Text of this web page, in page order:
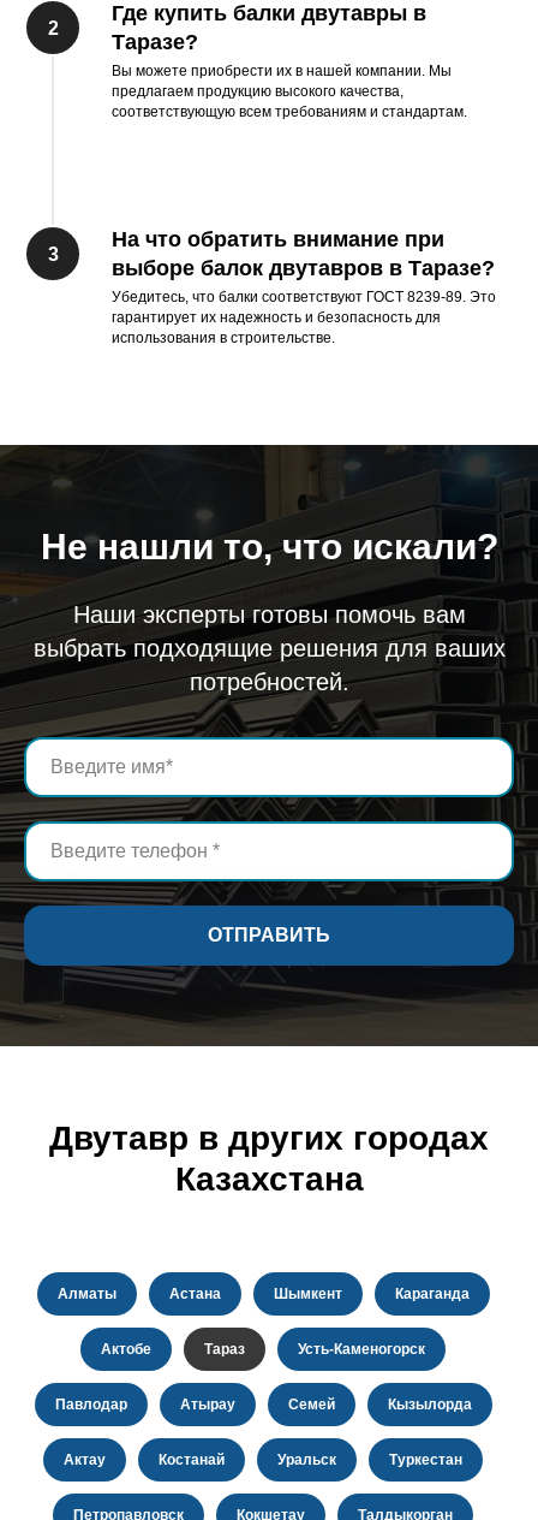
Где купить балки двутавры в
Таразе?
Вы можете приобрести их в нашей компании. Мы
предлагаем продукцию высокого качества,
соответствующую всем требованиям и стандартам.
На что обратить внимание при
выборе балок двутавров в Таразе?
Убедитесь, что балки соответствуют ГОСТ 8239-89. Это
гарантирует их надежность и безопасность для
использования в строительстве.
Не нашли то, что искали?
Наши эксперты готовы помочь вам
выбрать подходящие решения для ваших
потребностей.
ОТПРАВИТЬ
Двутавр в других городах
Казахстана
Алматы Астана Шымкент Караганда
Актобе Тараз Усть-Каменогорск
Павлодар Атырау Семей Кызылорда
Актау Костанай Уральск Туркестан
Петропавловск Кокшетау Талдыкорган